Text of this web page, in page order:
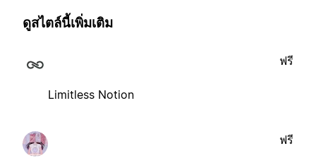
ดูสไตล์นี้เพิ่มเติม
Limitless Notion
ฟรี
ฟรี